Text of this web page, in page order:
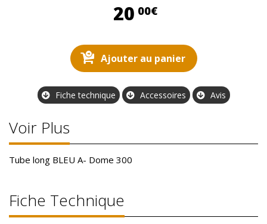
20 00€20,00 €
Ajouter au panier
Fiche technique Accessoires Avis
Voir Plus
Tube long BLEU A- Dome 300
Fiche Technique